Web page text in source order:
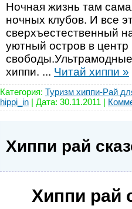
Ночная жизнь там
ночных клубов. И все
сверхъестественный
уютный остров в центр
хиппи. ... Читай хиппи »
Категория: Туризм хиппи-Рай
hippi_in | Дата: 30.11.2011 |
Хиппи рай
Хиппи рай